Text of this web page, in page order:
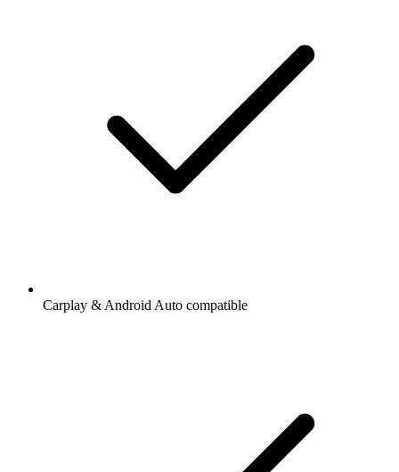
Carplay & Android Auto compatible